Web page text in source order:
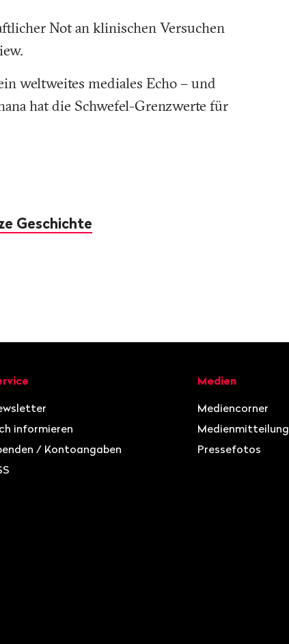
Not an klinischen Versuchen
weltweites mediales Echo – und
hat die Schwefel-Grenzwerte für
Geschichte
informieren
/ Kontoangaben
Medien
Mediencorner
Pressefotos